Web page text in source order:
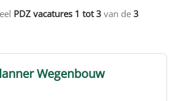
PDZ vacatures 1 tot 3 van de 3
Wegenbouw